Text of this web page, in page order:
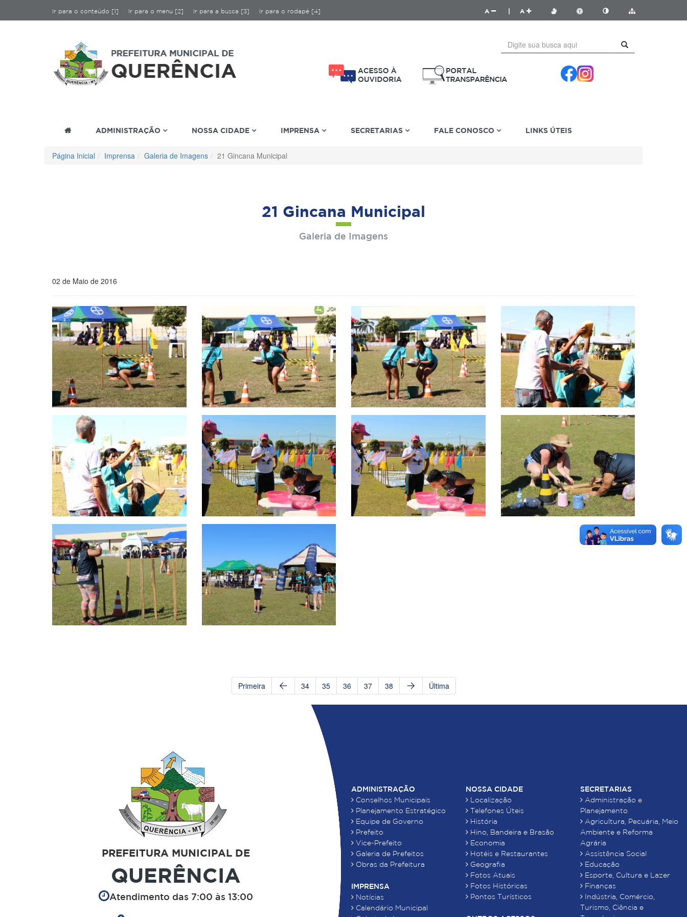
Ir para o conteúdo [1] Ir para o menu [2] Ir para a busca [3] Ir para o rodapé [4] A A
ADMINISTRAÇÃO NOSSA CIDADE IMPRENSA SECRETARIAS FALE CONOSCO LINKS ÚTEIS
Página Inicial Imprensa Galeria de Imagens 21 Gincana Municipal
21 Gincana Municipal
Galeria de Imagens
02 de Maio de 2016
Primeira 34 35 36 37 38 Última
PREFEITURA MUNICIPAL DE
QUERÊNCIA
Atendimento das 7:00 às 13:00
ADMINISTRAÇÃO
Conselhos Municipais
Planejamento Estratégico
Equipe de Governo
Prefeito
Vice-Prefeito
Galeria de Prefeitos
Obras da Prefeitura
IMPRENSA
Notícias
Calendário Municipal
NOSSA CIDADE
Localização
Telefones Úteis
História
Hino, Bandeira e Brasão
Economia
Hotéis e Restaurantes
Geografia
Fotos Atuais
Fotos Históricas
Pontos Turísticos
SECRETARIAS
Administração e
Planejamento
Agricultura, Pecuária, Meio
Ambiente e Reforma
Agrária
Assistência Social
Educação
Esporte, Cultura e Lazer
Finanças
Indústria, Comércio,
Turismo, Ciência e